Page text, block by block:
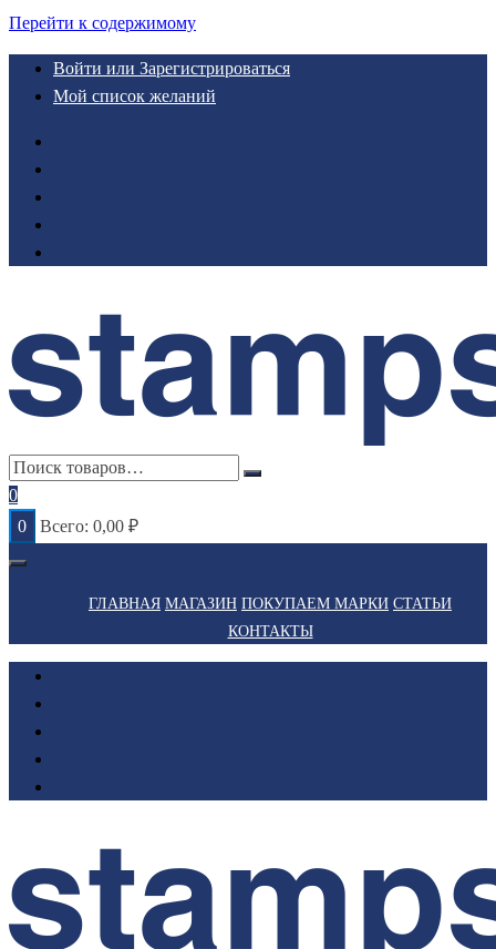
Перейти к содержимому
Войти или Зарегистрироваться
Мой список желаний
0
0
Всего: 0,00 ₽
ГЛАВНАЯ МАГАЗИН ПОКУПАЕМ МАРКИ СТАТЬИ
КОНТАКТЫ